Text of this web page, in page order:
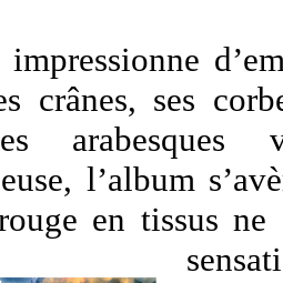
crânes, ses
l’album
en tissus ne